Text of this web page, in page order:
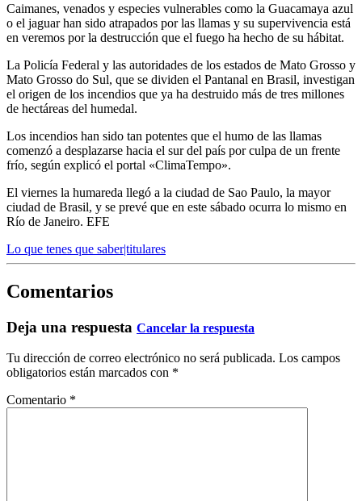
Caimanes, venados y especies vulnerables como la Guacamaya azul
o el jaguar han sido atrapados por las llamas y su supervivencia está
en veremos por la destrucción que el fuego ha hecho de su hábitat.
La Policía Federal y las autoridades de los estados de Mato Grosso y
Mato Grosso do Sul, que se dividen el Pantanal en Brasil, investigan
el origen de los incendios que ya ha destruido más de tres millones
de hectáreas del humedal.
Los incendios han sido tan potentes que el humo de las llamas
comenzó a desplazarse hacia el sur del país por culpa de un frente
frío, según explicó el portal «ClimaTempo».
El viernes la humareda llegó a la ciudad de Sao Paulo, la mayor
ciudad de Brasil, y se prevé que en este sábado ocurra lo mismo en
Río de Janeiro. EFE
Lo que tenes que saber|titulares
Comentarios
Deja una respuesta Cancelar la respuesta
Tu dirección de correo electrónico no será publicada. Los campos
obligatorios están marcados con *
Comentario *